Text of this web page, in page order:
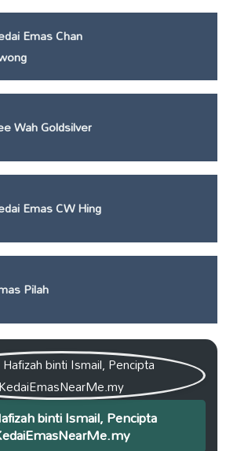
Emas Chan
Wah Goldsilver
Emas CW Hing
Pilah
binti Ismail, Pencipta